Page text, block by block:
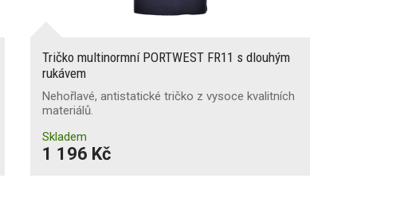
Tričko multinormní PORTWEST FR11 s dlouhým
rukávem
Nehořlavé, antistatické tričko z vysoce kvalitních
materiálů.
Skladem
1 196 Kč